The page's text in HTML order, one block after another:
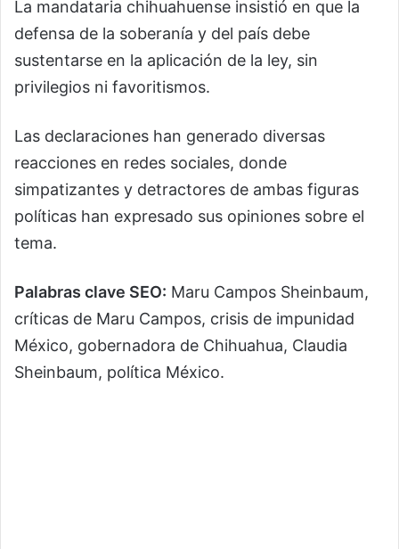
La mandataria chihuahuense insistió en que la
defensa de la soberanía y del país debe
sustentarse en la aplicación de la ley, sin
privilegios ni favoritismos.
Las declaraciones han generado diversas
reacciones en redes sociales, donde
simpatizantes y detractores de ambas figuras
políticas han expresado sus opiniones sobre el
tema.
Palabras clave SEO: Maru Campos Sheinbaum,
críticas de Maru Campos, crisis de impunidad
México, gobernadora de Chihuahua, Claudia
Sheinbaum, política México.